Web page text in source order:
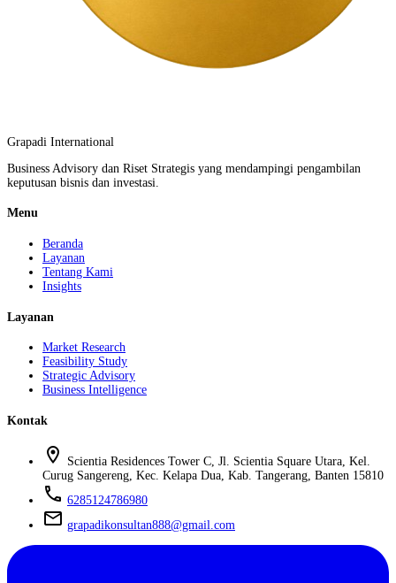
Grapadi International
Business Advisory dan Riset Strategis yang mendampingi pengambilan
keputusan bisnis dan investasi.
Menu
Beranda
Layanan
Tentang Kami
Insights
Layanan
Market Research
Feasibility Study
Strategic Advisory
Business Intelligence
Kontak
location_on
Scientia Residences Tower C, Jl. Scientia Square Utara, Kel.
Curug Sangereng, Kec. Kelapa Dua, Kab. Tangerang, Banten 15810
phone 6285124786980
mail grapadikonsultan888@gmail.com